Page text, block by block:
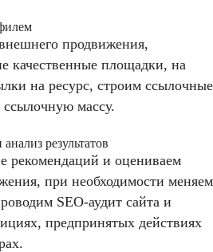
продвижения,
качественные площадки, на
на ресурс, строим ссылочные
массу.
результатов
рекомендаций и оцениваем
при необходимости меняем
SEO-аудит сайта и
предпринятых действиях